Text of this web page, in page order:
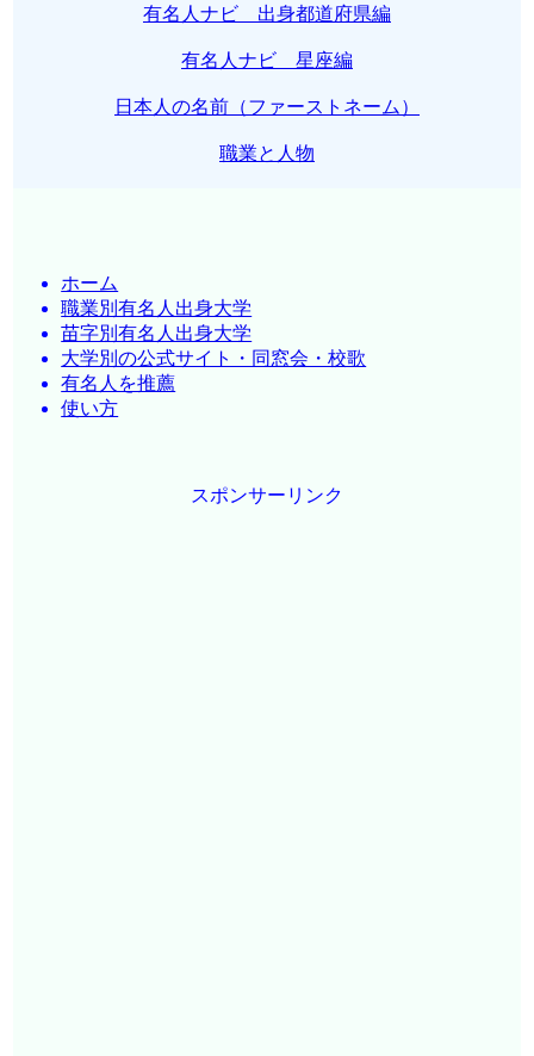
有名人ナビ 出身都道府県編
有名人ナビ 星座編
日本人の名前（ファーストネーム）
職業と人物
ホーム
職業別有名人出身大学
苗字別有名人出身大学
大学別の公式サイト・同窓会・校歌
有名人を推薦
使い方
スポンサーリンク